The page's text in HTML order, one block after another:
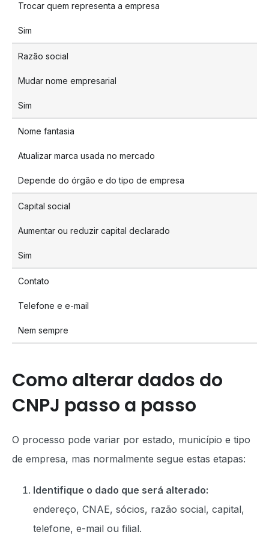
Trocar quem representa a empresa
Sim
Razão social
Mudar nome empresarial
Sim
Nome fantasia
Atualizar marca usada no mercado
Depende do órgão e do tipo de empresa
Capital social
Aumentar ou reduzir capital declarado
Sim
Contato
Telefone e e-mail
Nem sempre
Como alterar dados do
CNPJ passo a passo
O processo pode variar por estado, município e tipo
de empresa, mas normalmente segue estas etapas:
Identifique o dado que será alterado:
endereço, CNAE, sócios, razão social, capital,
telefone, e-mail ou filial.